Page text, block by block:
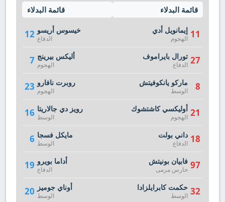
قائمة البدلاء
12 خيسوس أريسو
الدفاع
7 أليكس بيرينج
الهجوم
23 روبرت نافارو
الهجوم
16 رويز دي جالاريتا
الوسط
6 مايكل فسجا
الوسط
19 أداما بويرو
الدفاع
20 أوناي جوميز
الوسط
قائمة البدلاء
11 إيمانويل أدي
الهجوم
27 تورال بايراموف
الدفاع
8 ماركو يانكوفيتش
الوسط
21 أوليكسي كاشتشوك
الهجوم
18 داني بولت
الدفاع
97 فابيان بونيتش
حارس مرمى
32 حكمت كابرايلزادا
الوسط